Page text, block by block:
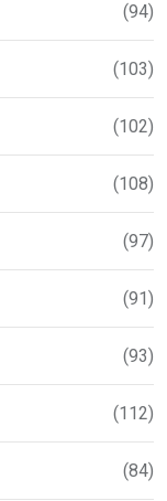
(94)
(103)
(102)
(108)
(97)
(91)
(93)
(112)
(84)